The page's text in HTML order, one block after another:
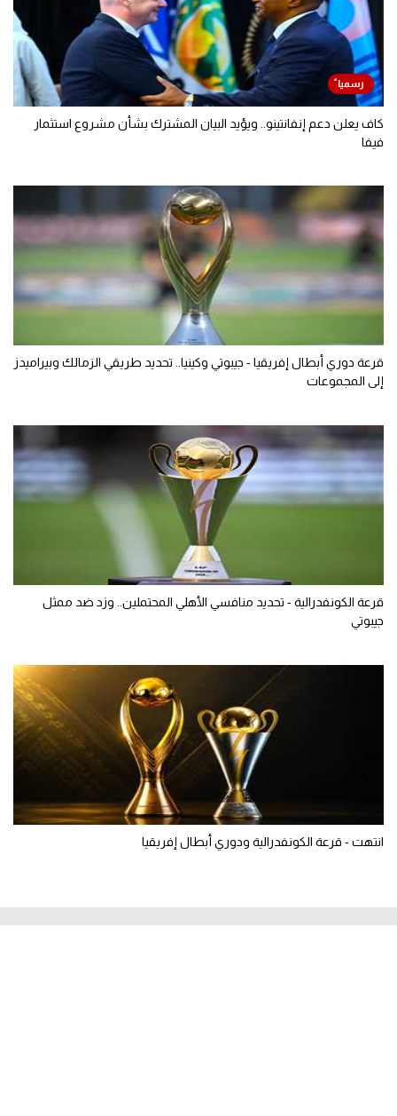
كاف يعلن دعم إنفانتينو.. ويؤيد البيان المشترك بشأن مشروع استثمار
فيفا
قرعة دوري أبطال إفريقيا - جيبوتي وكينيا.. تحديد طريقي الزمالك وبيراميدز
إلى المجموعات
قرعة الكونفدرالية - تحديد منافسي الأهلي المحتملين.. وزد ضد ممثل
جيبوتي
انتهت - قرعة الكونفدرالية ودوري أبطال إفريقيا